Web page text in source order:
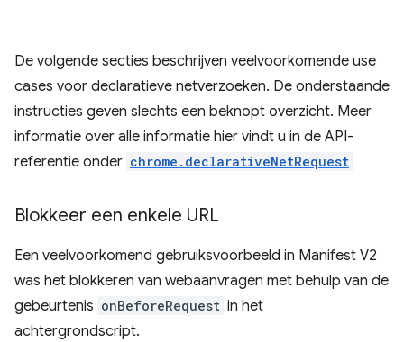
De volgende secties beschrijven veelvoorkomende use
cases voor declaratieve netverzoeken. De onderstaande
instructies geven slechts een beknopt overzicht. Meer
informatie over alle informatie hier vindt u in de API-
referentie onder chrome.declarativeNetRequest
Blokkeer een enkele URL
Een veelvoorkomend gebruiksvoorbeeld in Manifest V2
was het blokkeren van webaanvragen met behulp van de
gebeurtenis onBeforeRequest in het
achtergrondscript.